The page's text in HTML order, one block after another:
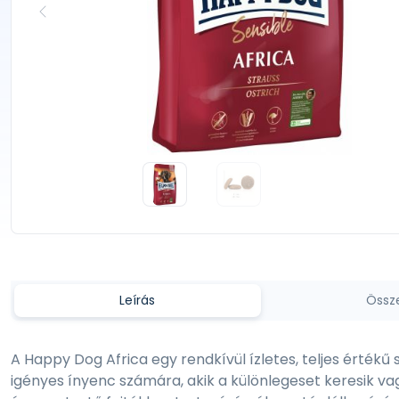
Leírás
A Happy Dog Africa egy rendkívül ízletes, teljes
igényes ínyenc számára, akik a különlegeset keresik